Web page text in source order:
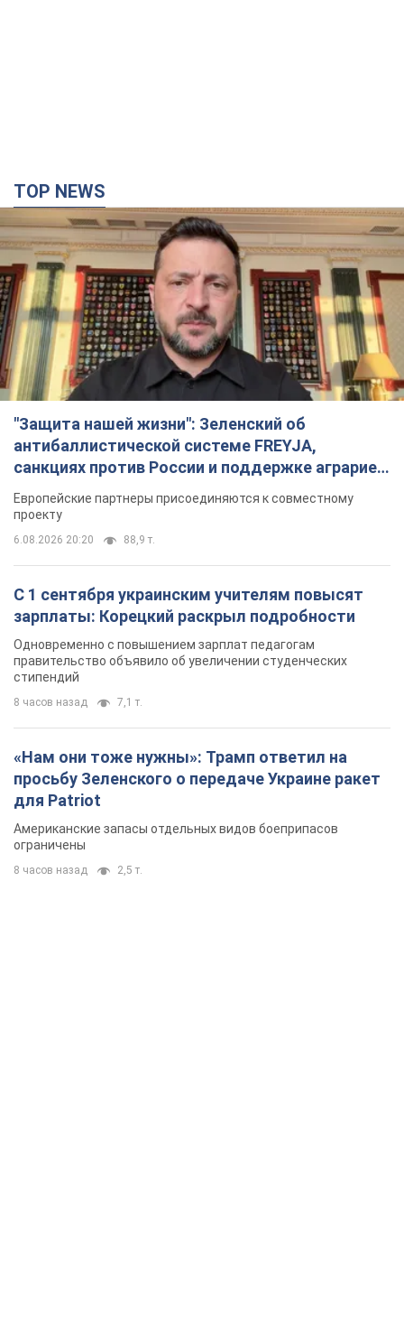
TOP NEWS
"Защита нашей жизни": Зеленский об
антибаллистической системе FREYJA,
санкциях против России и поддержке аграриев.
Видео
Европейские партнеры присоединяются к совместному
проекту
6.08.2026 20:20 88,9 т.
С 1 сентября украинским учителям повысят
зарплаты: Корецкий раскрыл подробности
Одновременно с повышением зарплат педагогам
правительство объявило об увеличении студенческих
стипендий
8 часов назад 7,1 т.
«Нам они тоже нужны»: Трамп ответил на
просьбу Зеленского о передаче Украине ракет
для Patriot
Американские запасы отдельных видов боеприпасов
ограничены
8 часов назад 2,5 т.